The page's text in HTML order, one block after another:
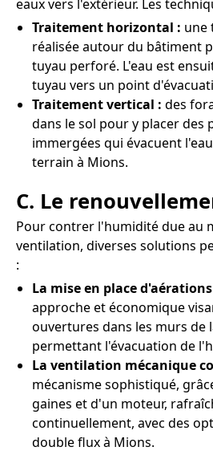
eaux vers l'extérieur. Les
Traitement horizontal : une
réalisée autour du bâtiment
tuyau perforé. L'eau est
tuyau vers un point
Traitement vertical : des
dans le sol pour y placer des
immergées qui évacuent
terrain à Mions.
C. Le
Pour contrer l'humidité due au
ventilation, diverses solutions
:
La mise en place
approche et économique
ouvertures dans les murs de
permettant l'évacuation de
La ventilation mécanique
mécanisme sophistiqué,
gaines et d'un moteur,
continuellement, avec des
double flux à Mions.